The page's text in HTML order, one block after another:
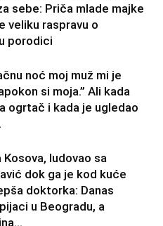
sebe: Priča mlade majke
veliku raspravu o
porodici
noć moj muž mi je
si moja.” Ali kada
ogrtač i kada je ugledao
ludovao sa
dok ga je kod kuće
doktorka: Danas
u Beogradu, a